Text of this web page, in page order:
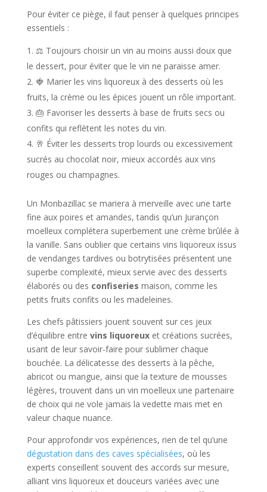
Pour éviter ce piège, il faut penser à quelques principes
essentiels :
⚖️ Toujours choisir un vin au moins aussi doux que
le dessert, pour éviter que le vin ne paraisse amer.
🍓 Marier les vins liquoreux à des desserts où les
fruits, la crème ou les épices jouent un rôle important.
🎂 Favoriser les desserts à base de fruits secs ou
confits qui reflètent les notes du vin.
🥂 Éviter les desserts trop lourds ou excessivement
sucrés au chocolat noir, mieux accordés aux vins
rouges ou champagnes.
Un Monbazillac se mariera à merveille avec une tarte
fine aux poires et amandes, tandis qu’un Jurançon
moelleux complétera superbement une crème brûlée à
la vanille. Sans oublier que certains vins liquoreux issus
de vendanges tardives ou botrytisées présentent une
superbe complexité, mieux servie avec des desserts
élaborés ou des confiseries maison, comme les
petits fruits confits ou les madeleines.
Les chefs pâtissiers jouent souvent sur ces jeux
d’équilibre entre vins liquoreuxet créations sucrées,
usant de leur savoir-faire pour sublimer chaque
bouchée. La délicatesse des desserts à la pêche,
abricot ou mangue, ainsi que la texture de mousses
légères, trouvent dans un vin moelleux une partenaire
de choix qui ne vole jamais la vedette mais met en
valeur chaque nuance.
Pour approfondir vos expériences, rien de tel qu’une
dégustation dans des caves spécialisées, où les
experts conseillent souvent des accords sur mesure,
alliant vins liquoreux et douceurs variées avec une